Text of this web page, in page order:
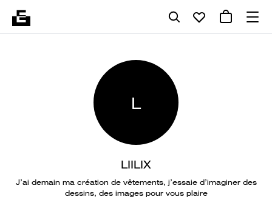
L
LIILIX
J’ai demain ma création de vêtements, j’essaie d’imaginer des
dessins, des images pour vous plaire